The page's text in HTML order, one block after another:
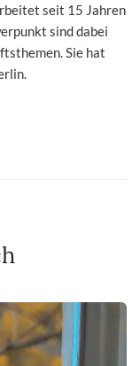
seit 15 Jahren
sind dabei
Sie hat